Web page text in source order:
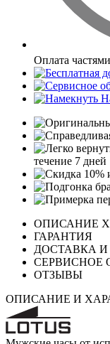
Оплата частями
течение 7 дней
ОПИСАНИЕ
ГАРАНТИЯ
ДОСТАВКА И
СЕРВИСНОЕ
ОТЗЫВЫ
ОПИСАНИЕ И